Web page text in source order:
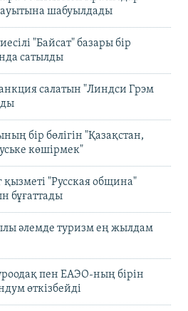
шабуылдады
"Байсат" базары бір
сатылды
салатын "Линдси Грэм
бір бөлігін "Қазақстан,
көшірмек"
қызметі "Русская община"
бұғаттады
әлемде туризм ең жылдам
пен ЕАЭО-ның бірін
өткізбейді